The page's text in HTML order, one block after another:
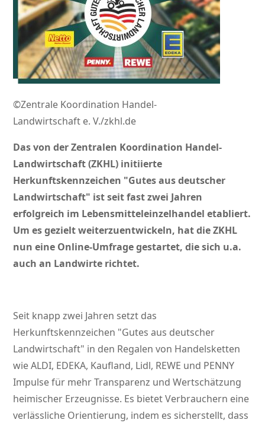
©Zentrale Koordination Handel-
Landwirtschaft e. V./zkhl.de
Das von der Zentralen Koordination Handel-
Landwirtschaft (ZKHL) initiierte
Herkunftskennzeichen
Gutes aus deutscher
Landwirtschaft ist seit fast zwei Jahren
erfolgreich im Lebensmitteleinzelhandel etabliert.
Um es gezielt weiterzuentwickeln, hat die ZKHL
nun eine Online-Umfrage gestartet, die sich u.a.
auch an Landwirte richtet.
Seit knapp zwei Jahren setzt das
Herkunftskennzeichen Gutes aus deutscher
Landwirtschaft in den Regalen von Handelsketten
wie ALDI, EDEKA, Kaufland, Lidl, REWE und PENNY
Impulse für mehr Transparenz und Wertschätzung
heimischer Erzeugnisse. Es bietet Verbrauchern eine
verlässliche Orientierung, indem es sicherstellt, dass